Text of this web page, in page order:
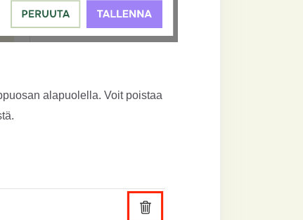
alapuolella. Voit poistaa